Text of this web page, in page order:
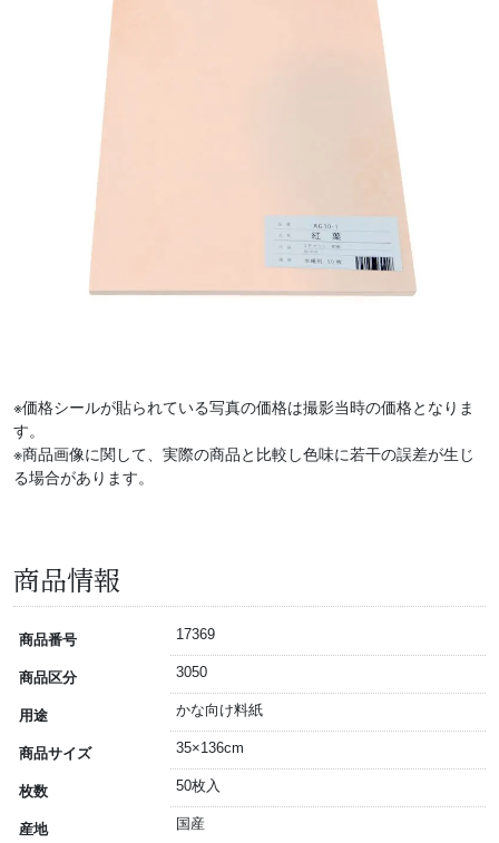
※価格シールが貼られている写真の価格は撮影当時の価格となりま
す。
※商品画像に関して、実際の商品と比較し色味に若干の誤差が生じ
る場合があります。
商品情報
商品番号 17369
商品区分 3050
用途 かな向け料紙
商品サイズ 35×136cm
枚数 50枚入
産地 国産